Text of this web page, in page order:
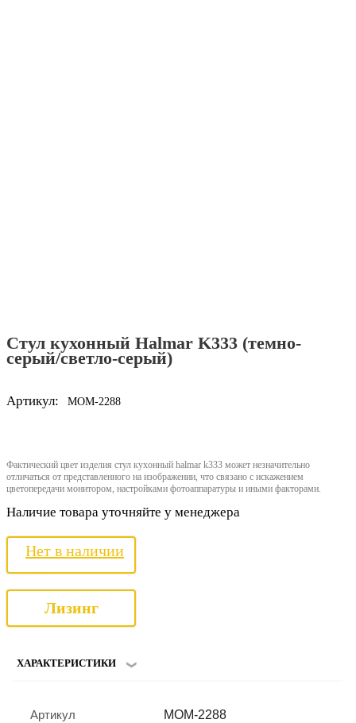
Стул кухонный Halmar K333 (темно-
серый/светло-серый)
Артикул: MOM-2288
Фактический цвет изделия стул кухонный halmar k333 может незначительно
отличаться от представленного на изображении, что связано с искажением
цветопередачи монитором, настройками фотоаппаратуры и иными факторами.
Наличие товара уточняйте у менеджера
Нет в наличии
Лизинг
ХАРАКТЕРИСТИКИ
Артикул MOM-2288